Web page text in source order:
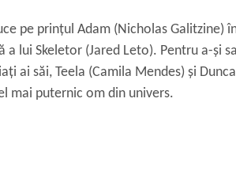
pe prințul Adam (Nicholas Galitzine)
lui Skeletor (Jared Leto). Pentru a-și
ai săi, Teela (Camila Mendes) și
mai puternic om din univers.